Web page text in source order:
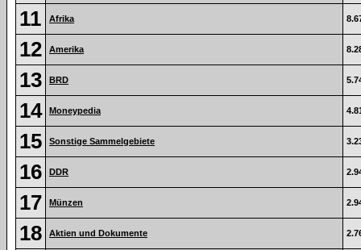
11 Afrika
12 Amerika
13 BRD
14 Moneypedia
15 Sonstige Sammelgebiete
16 DDR
17 Münzen
18 Aktien und Dokumente